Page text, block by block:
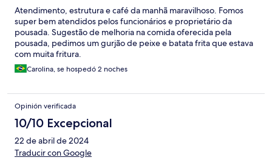
Atendimento, estrutura e café da manhã maravilhoso. Fomos
super bem atendidos pelos funcionários e proprietário da
pousada. Sugestão de melhoria na comida oferecida pela
pousada, pedimos um gurjão de peixe e batata frita que estava
com muita fritura.
Carolina, se hospedó 2 noches
Opinión verificada
10/10 Excepcional
22 de abril de 2024
Traducir con Google